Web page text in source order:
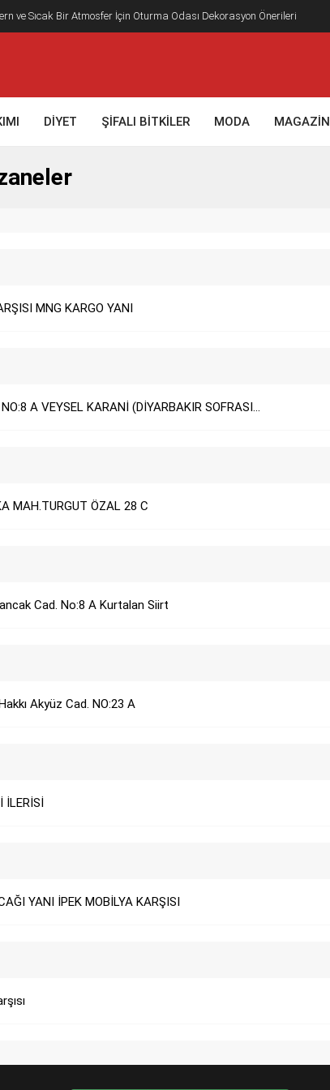
ve Sıcak Bir Atmosfer İçin Oturma Odası Dekorasyon Önerileri
DİYET ŞİFALI BİTKİLER MODA MAGAZİN
MNG KARGO YANI
A VEYSEL KARANİ (DİYARBAKIR SOFRASI...
MAH.TURGUT ÖZAL 28 C
Cad. No:8 A Kurtalan Siirt
Akyüz Cad. NO:23 A
İLERİSİ
YANI İPEK MOBİLYA KARŞISI